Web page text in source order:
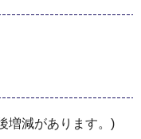
増減があります。)